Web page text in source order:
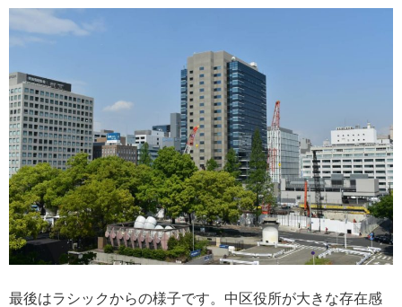
最後はラシックからの様子です。中区役所が大きな存在感